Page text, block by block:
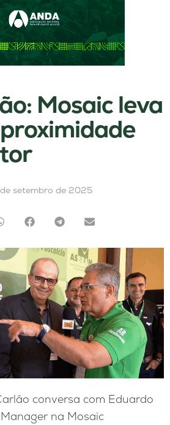
Mosaic leva
setembro de 2025
conversa com Eduardo
na Mosaic